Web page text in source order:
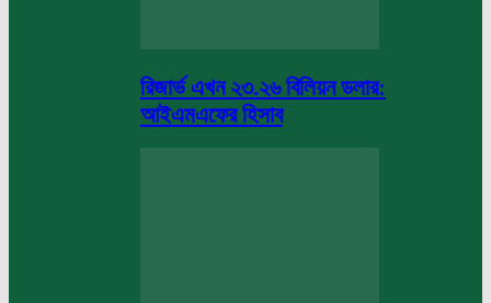
রিজার্ভ এখন ২৩.২৬ বিলিয়ন ডলার:
আইএমএফের হিসাব